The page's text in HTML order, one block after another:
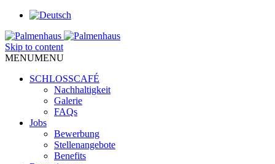
Skip to content
MENUMENU
SCHLOSSCAFÉ
Nachhaltigkeit
Galerie
FAQs
Jobs
Bewerbung
Stellenangebote
Benefits